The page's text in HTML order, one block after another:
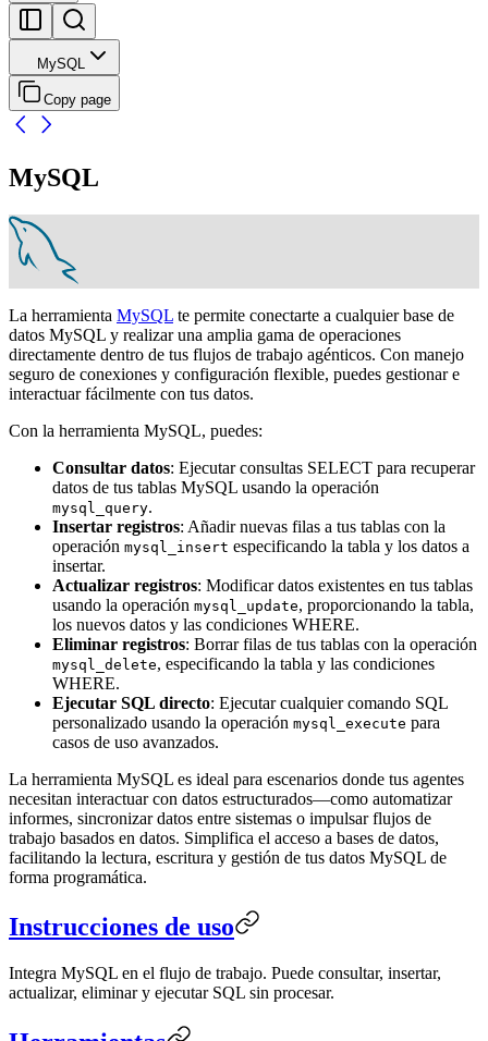
MySQL
Copy page
MySQL
La herramienta MySQL te permite conectarte a cualquier base de
datos MySQL y realizar una amplia gama de operaciones
directamente dentro de tus flujos de trabajo agénticos. Con manejo
seguro de conexiones y configuración flexible, puedes gestionar e
interactuar fácilmente con tus datos.
Con la herramienta MySQL, puedes:
Consultar datos: Ejecutar consultas SELECT para recuperar
datos de tus tablas MySQL usando la operación
mysql_query.
Insertar registros: Añadir nuevas filas a tus tablas con la
operación mysql_insert especificando la tabla y los datos a
insertar.
Actualizar registros: Modificar datos existentes en tus tablas
usando la operación mysql_update, proporcionando la tabla,
los nuevos datos y las condiciones WHERE.
Eliminar registros: Borrar filas de tus tablas con la operación
mysql_delete, especificando la tabla y las condiciones
WHERE.
Ejecutar SQL directo: Ejecutar cualquier comando SQL
personalizado usando la operación mysql_execute para
casos de uso avanzados.
La herramienta MySQL es ideal para escenarios donde tus agentes
necesitan interactuar con datos estructurados—como automatizar
informes, sincronizar datos entre sistemas o impulsar flujos de
trabajo basados en datos. Simplifica el acceso a bases de datos,
facilitando la lectura, escritura y gestión de tus datos MySQL de
forma programática.
Instrucciones de uso
Integra MySQL en el flujo de trabajo. Puede consultar, insertar,
actualizar, eliminar y ejecutar SQL sin procesar.